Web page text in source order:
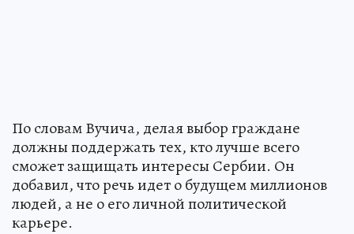
По словам Вучича, делая выбор граждане
должны поддержать тех, кто лучше всего
сможет защищать интересы Сербии. Он
добавил, что речь идет о будущем миллионов
людей, а не о его личной политической
карьере.